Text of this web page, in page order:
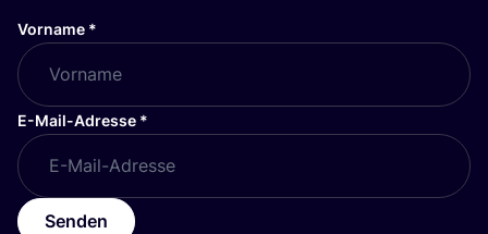
Vorname *
E-Mail-Adresse *
Senden